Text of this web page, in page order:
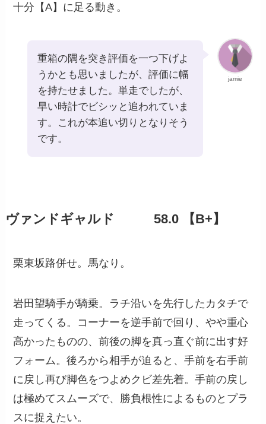
十分【A】に足る動き。
jamie
重箱の隅を突き評価を一つ下げよ
うかとも思いましたが、評価に幅
を持たせました。単走でしたが、
早い時計でビシッと追われていま
す。これが本追い切りとなりそう
です。
ヴァンドギャルド 58.0 【B+】
栗東坂路併せ。馬なり。
岩田望騎手が騎乗。ラチ沿いを先行したカタチで
走ってくる。コーナーを逆手前で回り、やや重心
高かったものの、前後の脚を真っ直ぐ前に出す好
フォーム。後ろから相手が迫ると、手前を右手前
に戻し再び脚色をつよめクビ差先着。手前の戻し
は極めてスムーズで、勝負根性によるものとプラ
スに捉えたい。